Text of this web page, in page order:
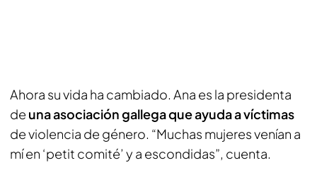
Ahora su vida ha cambiado. Ana es la presidenta
de una asociación gallega que ayuda a víctimas
de violencia de género. “Muchas mujeres venían a
mí en ‘petit comité’ y a escondidas”, cuenta.